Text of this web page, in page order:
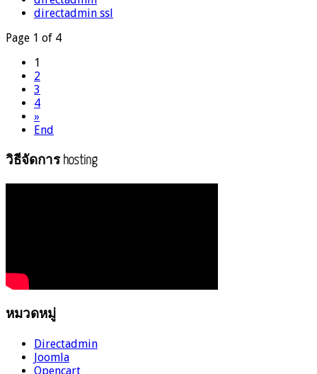
directadmin ssl
Page 1 of 4
1
2
3
4
»
End
วิธีจัดการ hosting
หมวดหมู่
Directadmin
Joomla
Opencart